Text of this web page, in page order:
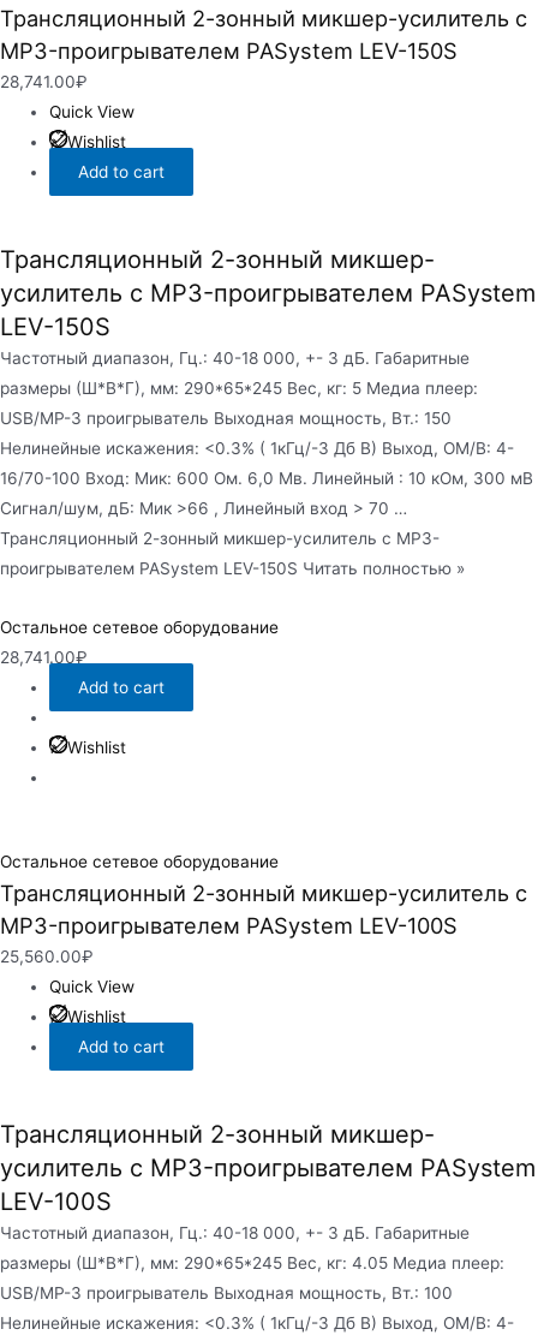
Трансляционный 2-зонный микшер-усилитель с
MP3-проигрывателем PASystem LEV-150S
28,741.00₽
Quick View
Wishlist
Add to cart
Трансляционный 2-зонный микшер-
усилитель с MP3-проигрывателем PASystem
LEV-150S
Частотный диапазон, Гц.: 40-18 000, +- 3 дБ. Габаритные
размеры (Ш*В*Г), мм: 290*65*245 Вес, кг: 5 Медиа плеер:
USB/MP-3 проигрыватель Выходная мощность, Вт.: 150
Нелинейные искажения: <0.3% ( 1кГц/-3 Дб В) Выход, ОМ/В: 4-
16/70-100 Вход: Мик: 600 Ом. 6,0 Мв. Линейный : 10 кОм, 300 мВ
Сигнал/шум, дБ: Мик >66 , Линейный вход > 70 …
Трансляционный 2-зонный микшер-усилитель с MP3-
проигрывателем PASystem LEV-150S Читать полностью »
Остальное сетевое оборудование
28,741.00₽
Add to cart
Wishlist
Остальное сетевое оборудование
Трансляционный 2-зонный микшер-усилитель с
MP3-проигрывателем PASystem LEV-100S
25,560.00₽
Quick View
Wishlist
Add to cart
Трансляционный 2-зонный микшер-
усилитель с MP3-проигрывателем PASystem
LEV-100S
Частотный диапазон, Гц.: 40-18 000, +- 3 дБ. Габаритные
размеры (Ш*В*Г), мм: 290*65*245 Вес, кг: 4.05 Медиа плеер:
USB/MP-3 проигрыватель Выходная мощность, Вт.: 100
Нелинейные искажения: <0.3% ( 1кГц/-3 Дб В) Выход, ОМ/В: 4-